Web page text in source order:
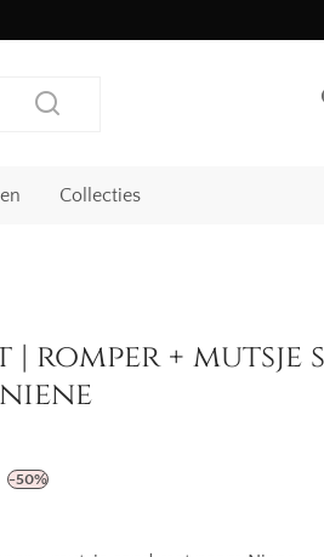
Collecties
romper + mutsje
prijs
-50%